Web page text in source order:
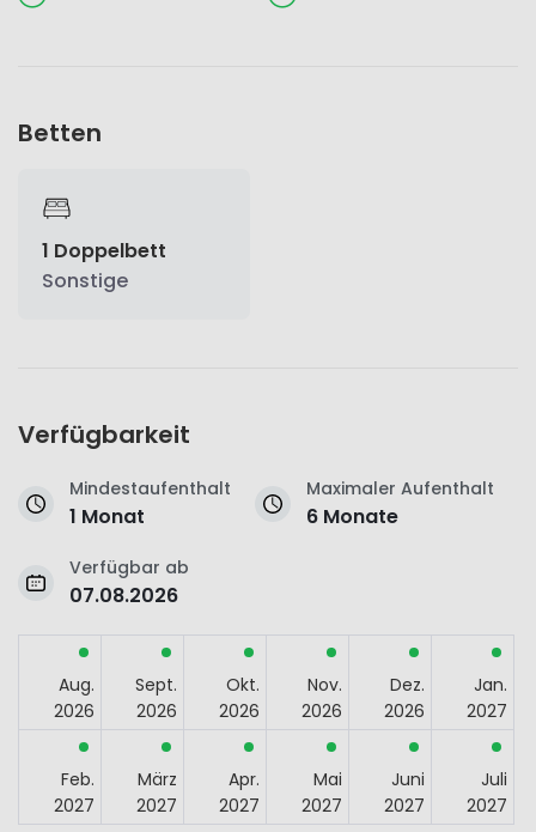
Betten
1 Doppelbett
Sonstige
Verfügbarkeit
Mindestaufenthalt
1 Monat
Maximaler Aufenthalt
6 Monate
Verfügbar ab
07.08.2026
Aug.
2026
Sept.
2026
Okt.
2026
Nov.
2026
Dez.
2026
Jan.
2027
Feb.
2027
März
2027
Apr.
2027
Mai
2027
Juni
2027
Juli
2027